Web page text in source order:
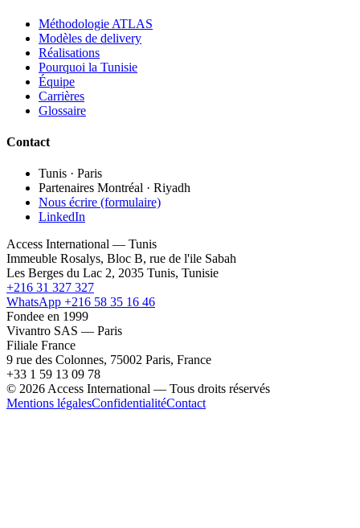
Méthodologie ATLAS
Modèles de delivery
Réalisations
Pourquoi la Tunisie
Équipe
Carrières
Glossaire
Contact
Tunis · Paris
Partenaires Montréal · Riyadh
Nous écrire (formulaire)
LinkedIn
Access International — Tunis
Immeuble Rosalys, Bloc B, rue de l'ile Sabah
Les Berges du Lac 2, 2035 Tunis, Tunisie
+216 31 327 327
WhatsApp +216 58 35 16 46
Fondee en 1999
Vivantro SAS — Paris
Filiale France
9 rue des Colonnes, 75002 Paris, France
+33 1 59 13 09 78
© 2026 Access International — Tous droits réservés
Mentions légalesConfidentialitéContact